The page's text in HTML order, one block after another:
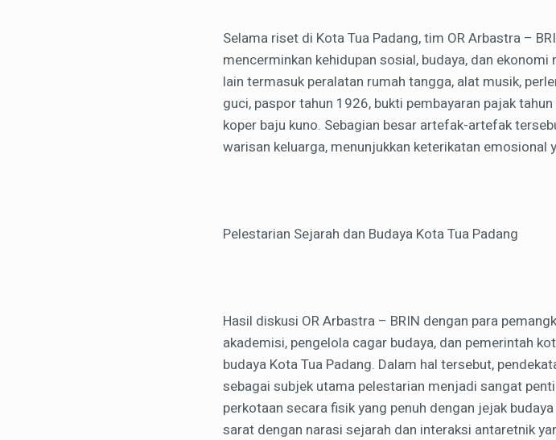
Selama riset di Kota Tua Padang, tim OR Arbastra –
mencerminkan kehidupan sosial, budaya, dan
lain termasuk peralatan rumah tangga, alat musik,
guci, paspor tahun 1926, bukti pembayaran pajak
koper baju kuno. Sebagian besar artefak-artefak
warisan keluarga, menunjukkan keterikatan emosional
Pelestarian Sejarah dan Budaya Kota Tua Padang
Hasil diskusi OR Arbastra – BRIN dengan para
akademisi, pengelola cagar budaya, dan pemerintah
budaya Kota Tua Padang. Dalam hal tersebut,
sebagai subjek utama pelestarian menjadi sangat
perkotaan secara fisik yang penuh dengan jejak
sarat dengan narasi sejarah dan interaksi antaretnik